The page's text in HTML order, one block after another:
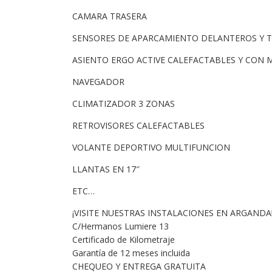
CAMARA TRASERA
SENSORES DE APARCAMIENTO DELANTEROS Y
ASIENTO ERGO ACTIVE CALEFACTABLES Y CON
NAVEGADOR
CLIMATIZADOR 3 ZONAS
RETROVISORES CALEFACTABLES
VOLANTE DEPORTIVO MULTIFUNCION
LLANTAS EN 17″
ETC…
¡VISITE NUESTRAS INSTALACIONES EN ARGANDA!
C/Hermanos Lumiere 13
Certificado de Kilometraje
Garantía de 12 meses incluida
CHEQUEO Y ENTREGA GRATUITA